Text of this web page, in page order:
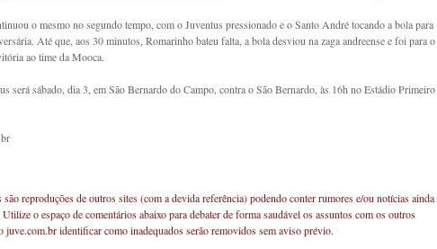
o mesmo no segundo tempo, com o Juventus pressionado e o Santo André tocando a bola para
Até que, aos 30 minutos, Romarinho bateu falta, a bola desviou na zaga andreense e foi para o
ao time da Mooca.
será sábado, dia 3, em São Bernardo do Campo, contra o São Bernardo, às 16h no Estádio Primeiro
reproduções de outros sites (com a devida referência) podendo conter rumores e/ou notícias ainda
o espaço de comentários abaixo para debater de forma saudável os assuntos com os outros
juve.com.br identificar como inadequados serão removidos sem aviso prévio.